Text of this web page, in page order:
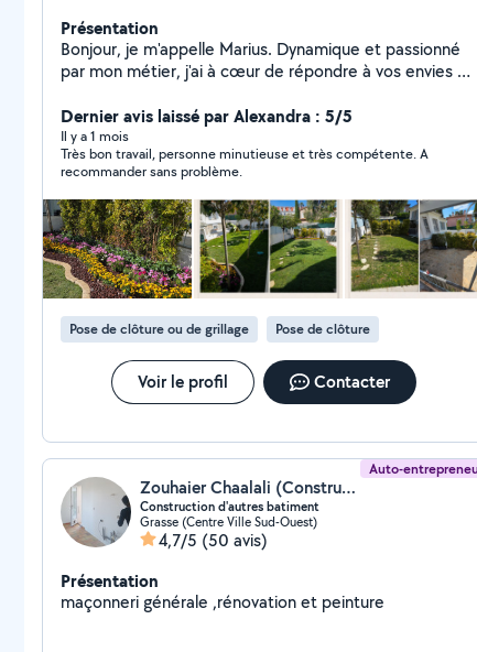
Présentation
Bonjour, je m'appelle Marius. Dynamique et passionné
par mon métier, j'ai à cœur de répondre à vos envies et
et de tout le matériel nécessaire pour réaliser vos
projets : travaux acrobatiques, entretien de jardins,
élagage, remise en état, création paysagère, soins des
végétaux, rognage de souches, installation d'arrosage
automatique, débroussaillage forestier, construction
de murs en pierre sèche, aménagements paysagers,
terrasses en bois, et bien plus encore. Secteur
d'intervention : Var & Alpes-Maritimes Déplacement et
devis gratuits Paiement en CESU accepté Si vous avez
du mal à me joindre, tapez simplement "Marius
jardinier" sur Internet vous trouverez facilement mes
coordonnées. Belle journée à vous et à très vite pour
vos projets !
Dernier avis laissé par Alexandra : 5/5
Il y a 1 mois
Très bon travail, personne minutieuse et très compétente. A
recommander sans problème.
Pose de clôture ou de grillage Pose de clôture
Voir le profil Contacter
Auto-
Zouhaier Chaalali (Construction D'autres Bâtiments)
Construction d'autres batiment
Grasse (Centre Ville Sud-Ouest)
4,7/5 (50 avis)
Présentation
maçonneri générale ,rénovation et peinture